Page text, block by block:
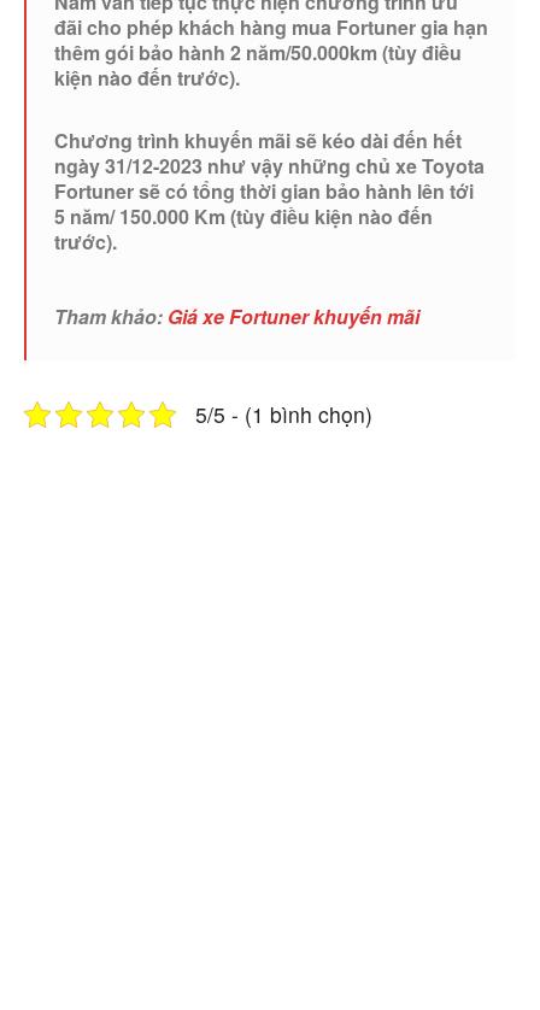
đãi cho phép khách hàng mua Fortuner gia hạn
thêm gói bảo hành 2 năm/50.000km (tùy điều
kiện nào đến trước).
Chương trình khuyến mãi sẽ kéo dài đến hết
ngày 31/12-2023 như vậy những chủ xe Toyota
Fortuner sẽ có tổng thời gian bảo hành lên tới
5 năm/ 150.000 Km (tùy điều kiện nào đến
trước).
Tham khảo: Giá xe Fortuner khuyến mãi
5/5 - (1 bình chọn)